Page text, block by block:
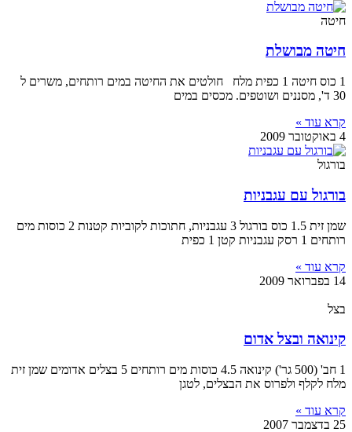
חיטה
חיטה מבושלת
1 כוס חיטה 1 כפית מלח חולטים את החיטה במים רותחים, משרים ל
30 ד', מסננים ושוטפים. מכסים במים
קרא עוד »
4 באוקטובר 2009
בורגול
בורגול עם עגבניות
שמן זית 1.5 כוס בורגול 3 עגבניות, חתוכות לקוביות קטנות 2 כוסות מים
רותחים 1 רסק עגבניות קטן 1 כפית
קרא עוד »
14 בפברואר 2009
בצל
קינואה ובצל אדום
1 חב' (500 גר') קינואה 4.5 כוסות מים רותחים 5 בצלים אדומים שמן זית
מלח לקלף ולפרוס את הבצלים, לטגן
קרא עוד »
25 בדצמבר 2007